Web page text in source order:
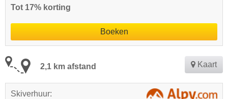
Tot 17% korting
Boeken
2,1 km afstand Kaart
Skiverhuur: